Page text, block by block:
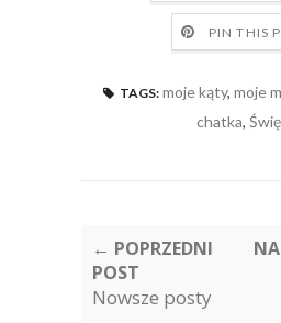
PIN THIS
TAGS: moje kąty, moje
chatka,
← POPRZEDNI
POST
Nowsze posty